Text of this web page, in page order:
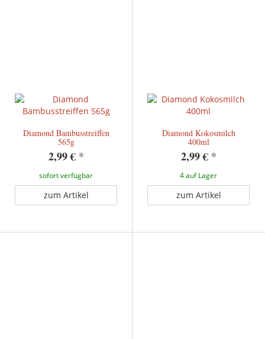
Diamond Bambusstreiffen
565g
2,99 € *
sofort verfügbar
zum Artikel
Diamond Kokosmilch
400ml
2,99 € *
4 auf Lager
zum Artikel